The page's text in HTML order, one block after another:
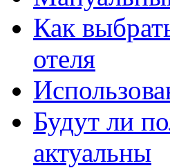
Как
отеля
Будут ли
актуальны